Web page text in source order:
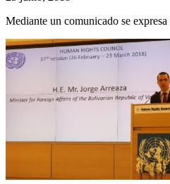
Mediante un comunicado se